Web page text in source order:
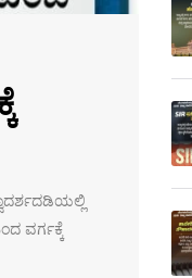
ವರ್ಗಕ್ಕೆ